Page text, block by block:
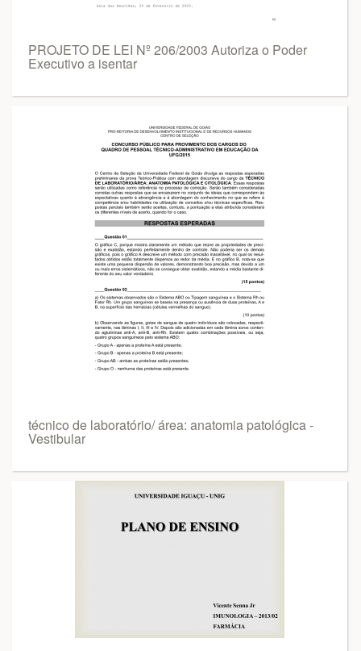
PROJETO DE LEI Nº 206/2003 Autoriza o Poder
Executivo a isentar
técnico de laboratório/ área: anatomia patológica -
Vestibular